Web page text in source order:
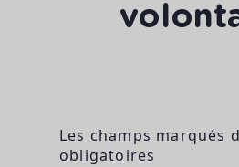
Les champs marqués
obligatoires